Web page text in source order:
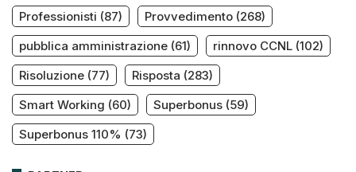
Professionisti (87) Provvedimento (268)
pubblica amministrazione (61) rinnovo CCNL (102)
Risoluzione (77) Risposta (283)
Smart Working (60) Superbonus (59)
Superbonus 110% (73)